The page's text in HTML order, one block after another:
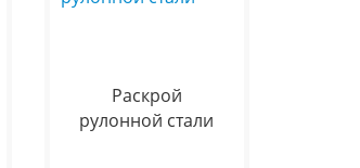
Раскрой
рулонной стали